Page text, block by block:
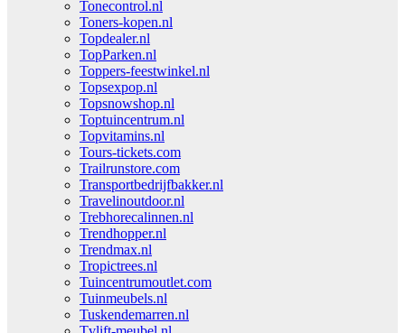
Tonecontrol.nl
Toners-kopen.nl
Topdealer.nl
TopParken.nl
Toppers-feestwinkel.nl
Topsexpop.nl
Topsnowshop.nl
Toptuincentrum.nl
Topvitamins.nl
Tours-tickets.com
Trailrunstore.com
Transportbedrijfbakker.nl
Travelinoutdoor.nl
Trebhorecalinnen.nl
Trendhopper.nl
Trendmax.nl
Tropictrees.nl
Tuincentrumoutlet.com
Tuinmeubels.nl
Tuskendemarren.nl